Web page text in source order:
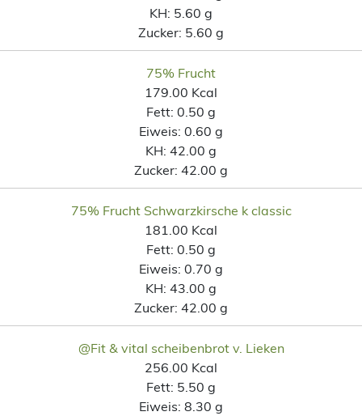
KH: 5.60 g
Zucker: 5.60 g
75% Frucht
179.00 Kcal
Fett: 0.50 g
Eiweis: 0.60 g
KH: 42.00 g
Zucker: 42.00 g
75% Frucht Schwarzkirsche k classic
181.00 Kcal
Fett: 0.50 g
Eiweis: 0.70 g
KH: 43.00 g
Zucker: 42.00 g
@Fit & vital scheibenbrot v. Lieken
256.00 Kcal
Fett: 5.50 g
Eiweis: 8.30 g